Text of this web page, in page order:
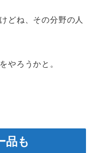
どね、その分野の人
やろうかと。
品も